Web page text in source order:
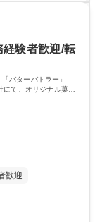
経験者歓迎/転
バターバトラー」
て、オリジナル菓子
歓迎